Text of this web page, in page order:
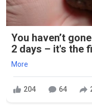
You haven’t
2 days – it's the
More
204 64